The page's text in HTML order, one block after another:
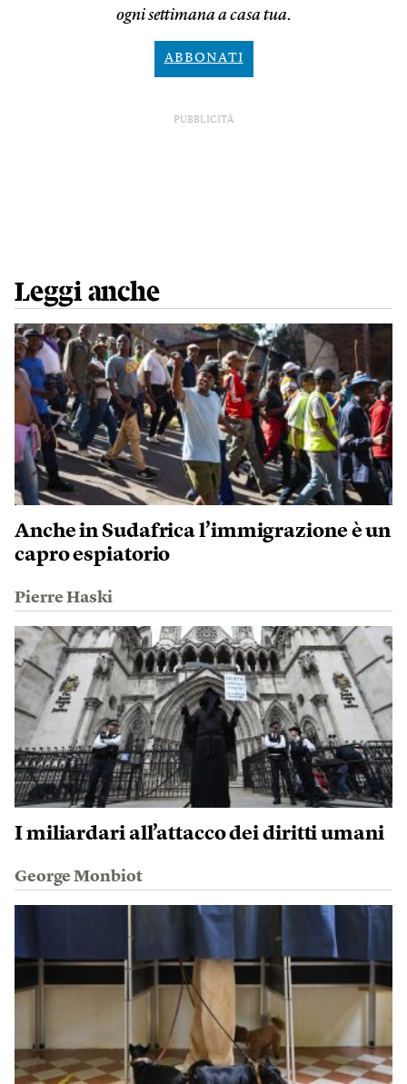
ogni settimana a casa tua.
ABBONATI
PUBBLICITÀ
Leggi anche
Anche in Sudafrica l’immigrazione è un
capro espiatorio
Pierre Haski
I miliardari all’attacco dei diritti umani
George Monbiot